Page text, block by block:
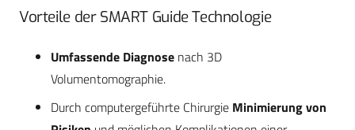
Vorteile der SMART Guide Technologie
Umfassende Diagnose nach 3D
Volumentomographie.
Durch computergeführte Chirurgie Minimierung von